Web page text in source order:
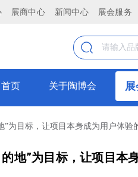
展商中心 新闻中心 展会服务
首页 关于陶博会 展
”为目标，让项目本身成为用户体验
地”为目标，让项目本